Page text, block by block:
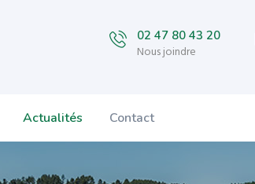
02 47 80 43 20
Nous joindre
Actualités Contact